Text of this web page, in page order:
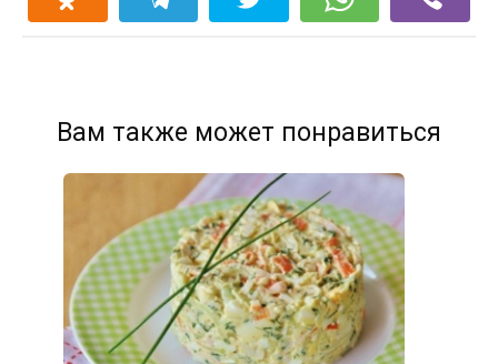
Вам также может понравиться